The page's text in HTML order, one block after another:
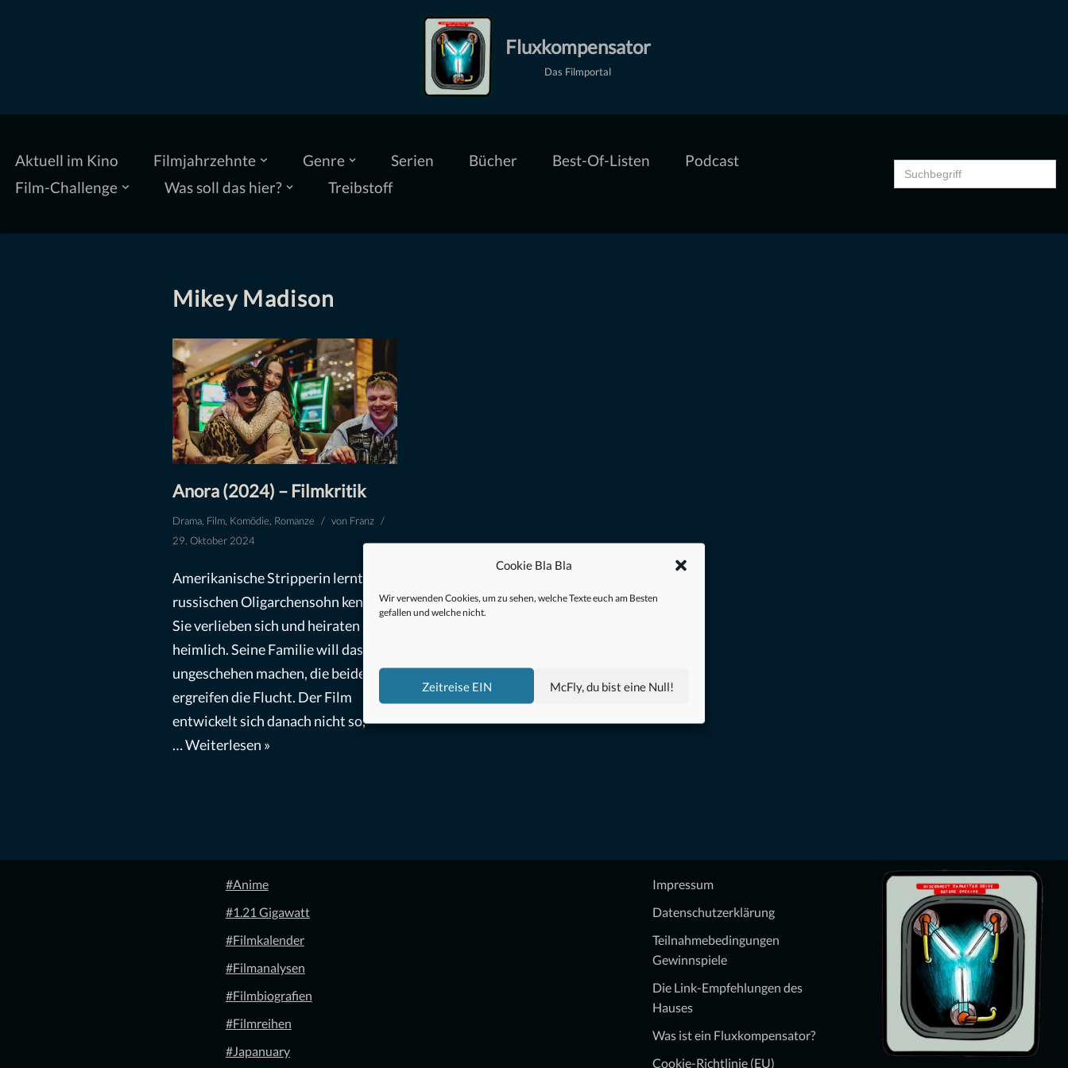
Cookie Bla Bla
Wir verwenden Cookies, um zu sehen, welche Texte euch am Besten
gefallen und welche nicht.
Zeitreise EIN McFly, du bist eine Null!
Fluxkompensator
Das Filmportal
Aktuell im Kino Filmjahrzehnte Genre Serien Bücher Best-Of-Listen
Podcast
Film-Challenge
Was soll das hier? Treibstoff
Search
for:
Mikey Madison
Anora (2024) – Filmkritik
Drama, Film, Komödie Romanze von Franz
29. Oktober 2024
Amerikanische Stripperin lernt
russischen Oligarchensohn kennen.
Sie verlieben sich und heiraten
heimlich. Seine Familie will das
ungeschehen machen, die beiden
ergreifen die Flucht. Der Film
entwickelt sich danach nicht so,
…Weiterlesen »
#Anime
#1.21 Gigawatt
#Filmkalender
#Filmanalysen
#Filmbiografien
#Filmreihen
#Japanuary
Impressum
Datenschutzerklärung
Teilnahmebedingungen
Gewinnspiele
Die Link-Empfehlungen des
Hauses
Was ist ein Fluxkompensator?
Cookie-Richtlinie (EU)